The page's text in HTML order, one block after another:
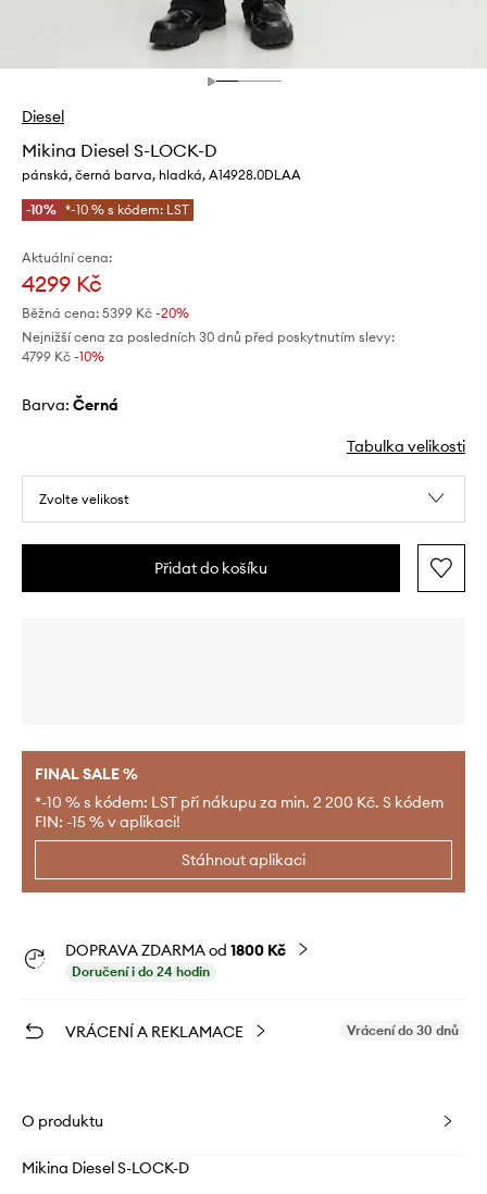
Diesel
Mikina Diesel S-LOCK-D
pánská, černá barva, hladká, A14928.0DLAA
-10% *-10 % s kódem: LST
Aktuální cena:
4299 Kč
Běžná cena: 5399 Kč -20%
Nejnižší cena za posledních 30 dnů před poskytnutím slevy:
4799 Kč -10%
Barva: černá
Tabulka velikosti
Zvolte velikost
Přidat do košíku
FINAL SALE %
*-10 % s kódem: LST při nákupu za min. 2 200 Kč. S kódem
FIN: -15 % v aplikaci!
Stáhnout aplikaci
DOPRAVA ZDARMA od 1800 Kč
Doručení i do 24 hodin
VRÁCENÍ A REKLAMACE Vrácení do 30 dnů
O produktu
Mikina Diesel S-LOCK-D